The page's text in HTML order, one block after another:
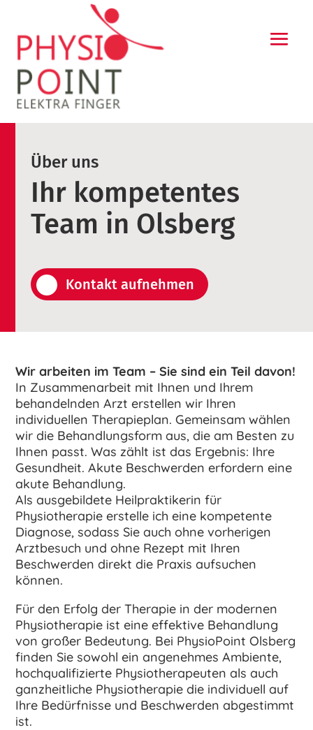
Über uns
Ihr kompetentes
Team in Olsberg
Kontakt aufnehmen
Wir arbeiten im Team – Sie sind ein Teil davon!
In Zusammenarbeit mit Ihnen und Ihrem
behandelnden Arzt erstellen wir Ihren
individuellen Therapieplan. Gemeinsam wählen
wir die Behandlungsform aus, die am Besten zu
Ihnen passt. Was zählt ist das Ergebnis: Ihre
Gesundheit. Akute Beschwerden erfordern eine
akute Behandlung.
Als ausgebildete Heilpraktikerin für
Physiotherapie erstelle ich eine kompetente
Diagnose, sodass Sie auch ohne vorherigen
Arztbesuch und ohne Rezept mit Ihren
Beschwerden direkt die Praxis aufsuchen
können.
Für den Erfolg der Therapie in der modernen
Physiotherapie ist eine effektive Behandlung
von großer Bedeutung. Bei PhysioPoint Olsberg
finden Sie sowohl ein angenehmes Ambiente,
hochqualifizierte Physiotherapeuten als auch
ganzheitliche Physiotherapie die individuell auf
Ihre Bedürfnisse und Beschwerden abgestimmt
ist.